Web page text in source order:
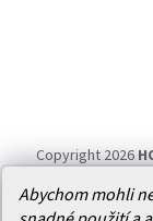
Abychom mohli
Copyright 2026